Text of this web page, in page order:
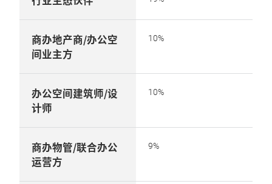
商办地产商/办公空
间业主方
10%
办公空间建筑师/设
计师
10%
商办物管/联合办公
运营方
9%